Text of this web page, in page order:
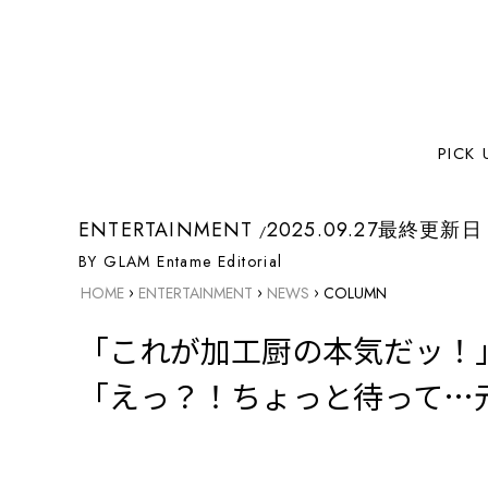
PICK
ENTERTAINMENT 2025.09.27最終更新日
BY GLAM Entame Editorial
HOME › ENTERTAINMENT › NEWS › COLUMN
「これが加工厨の本気だッ
「えっ？！ちょっと待って